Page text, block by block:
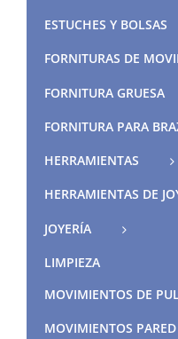
ESTUCHES Y BOLSAS
FORNITURAS DE
FORNITURA GRUESA
FORNITURA PARA
HERRAMIENTAS
HERRAMIENTAS DE
JOYERÍA
LIMPIEZA
MOVIMIENTOS DE
MOVIMIENTOS